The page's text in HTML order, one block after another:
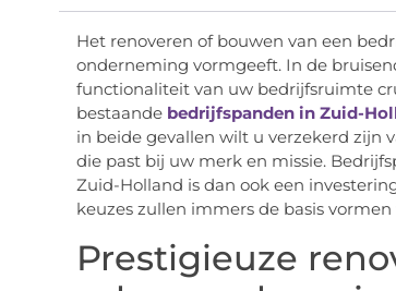
Het renoveren of bouwen van een
onderneming vormgeeft. In de
functionaliteit van uw bedrijfsruimte
bestaande bedrijfspanden in Zuid-
in beide gevallen wilt u verzekerd zijn
die past bij uw merk en missie.
Zuid-Holland is dan ook een
keuzes zullen immers de basis
Prestigieuze